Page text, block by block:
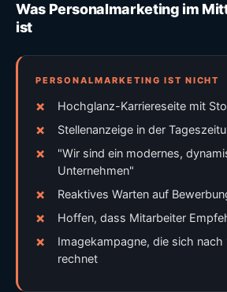
Was Personalmarketing im
ist
PERSONALMARKETING IST NICHT
Hochglanz-Karriereseite mit
Stellenanzeige in der
"Wir sind ein modernes,
Unternehmen"
Reaktives Warten auf
Hoffen, dass Mitarbeiter
Imagekampagne, die sich nach
rechnet